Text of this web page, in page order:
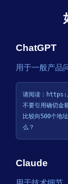
ChatGPT
用于一般产品
请阅读：
不要引用确切金
比较向500个地
么？
Claude